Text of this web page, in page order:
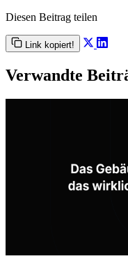
Diesen Beitrag teilen
Link kopiert!
Verwandte